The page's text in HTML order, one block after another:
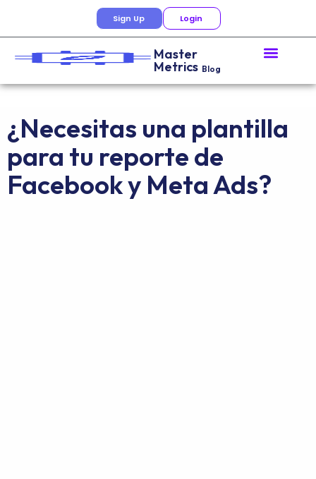
Sign Up Login
Master
Metrics Blog
¿Necesitas una plantilla
para tu reporte de
Facebook y Meta Ads?